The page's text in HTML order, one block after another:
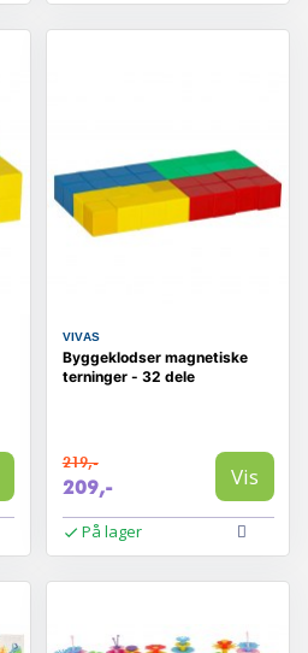
VIVAS
Byggeklodser magnetiske
terninger - 32 dele
219,-
209,- Vis
På lager